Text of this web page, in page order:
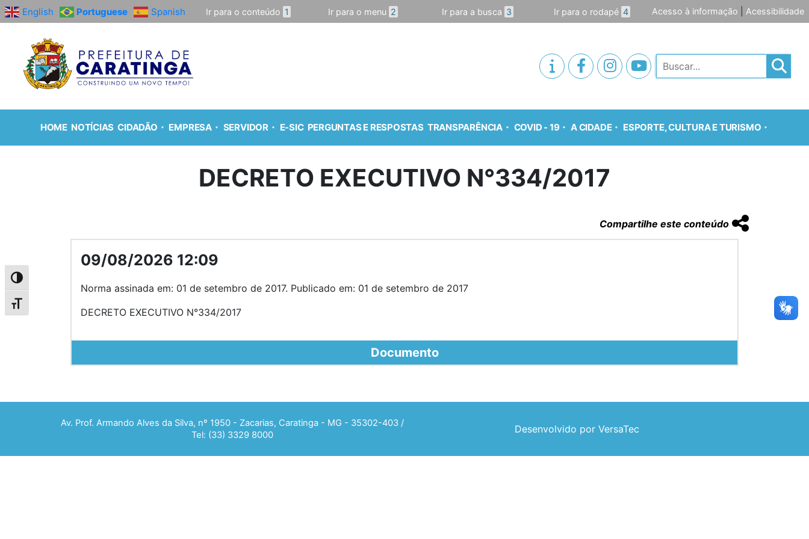
Alternar alto contraste
Alternar tamanho da fonte
English Portuguese Spanish Ir para o conteúdo 1 Ir para o menu 2 Ir para a busca 3 Ir para o rodapé 4 Acesso à informação Acessibilidade
Pesquisar
HOME NOTÍCIAS CIDADÃO EMPRESA SERVIDOR E-SIC PERGUNTAS E RESPOSTAS TRANSPARÊNCIA COVID - 19 A CIDADE ESPORTE, CULTURA E TURISMO
DECRETO EXECUTIVO N°334/2017
Compartilhe este conteúdo
09/08/2026 12:09
Norma assinada em: 01 de setembro de 2017. Publicado em: 01 de setembro de 2017
DECRETO EXECUTIVO N°334/2017
Documento
Av. Prof. Armando Alves da Silva, nº 1950 - Zacarias, Caratinga - MG - 35302-403 /
Tel: (33) 3329 8000
Desenvolvido por VersaTec